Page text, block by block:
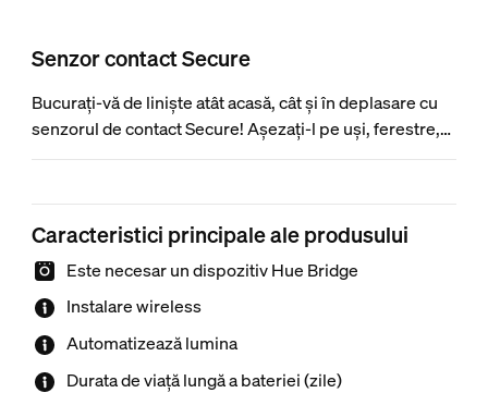
Senzor contact Secure
Bucurați-vă de liniște atât acasă, cât și în deplasare cu
senzorul de contact Secure! Așezați-l pe uși, ferestre,
dulapuri, seifuri și multe altele cu ajutorul suportului
luminile atunci când senzorul este deschis.
Caracteristici principale ale produsului
Este necesar un dispozitiv Hue Bridge
Instalare wireless
Automatizează lumina
Durata de viață lungă a bateriei (zile)